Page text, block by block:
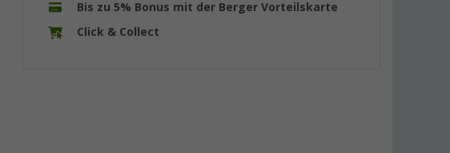
Bis zu 5% Bonus mit der Berger Vorteilskarte
Click & Collect
Camplife Capri M Küchenbox /